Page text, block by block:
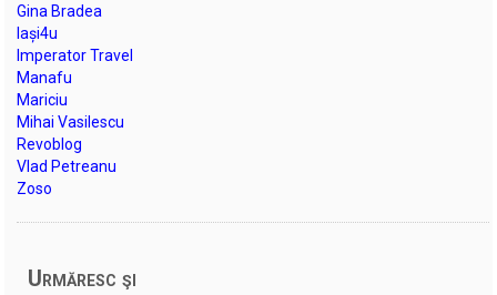
Gina Bradea
Iași4u
Imperator Travel
Manafu
Mariciu
Mihai Vasilescu
Revoblog
Vlad Petreanu
Zoso
Urmăresc şi